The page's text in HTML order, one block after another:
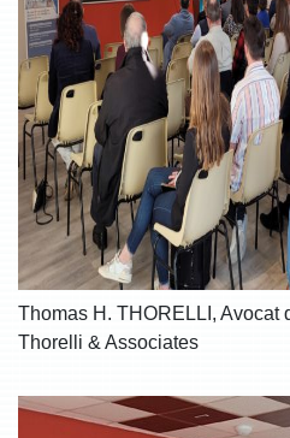
Thomas H. THORELLI, Avocat
Thorelli & Associates